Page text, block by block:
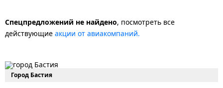
Спецпредложений не найдено, посмотреть все
действующие акции от авиакомпаний.
Город Бастия